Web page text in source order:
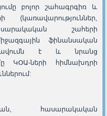
բոլոր շահագրգիռ և
շահերի
‎ֆ‎ինանսական
է և նրանց
ԿՕԱ-ների հիմնախդրի
հասարակական